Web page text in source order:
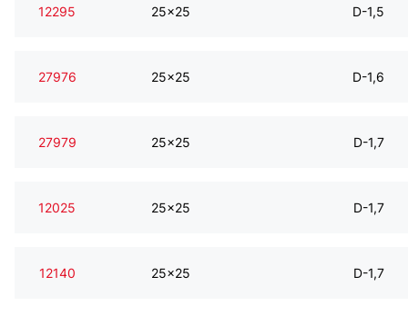
12295 25x25 D-1,5
27976 25x25 D-1,6
27979 25x25 D-1,7
12025 25x25 D-1,7
12140 25x25 D-1,7